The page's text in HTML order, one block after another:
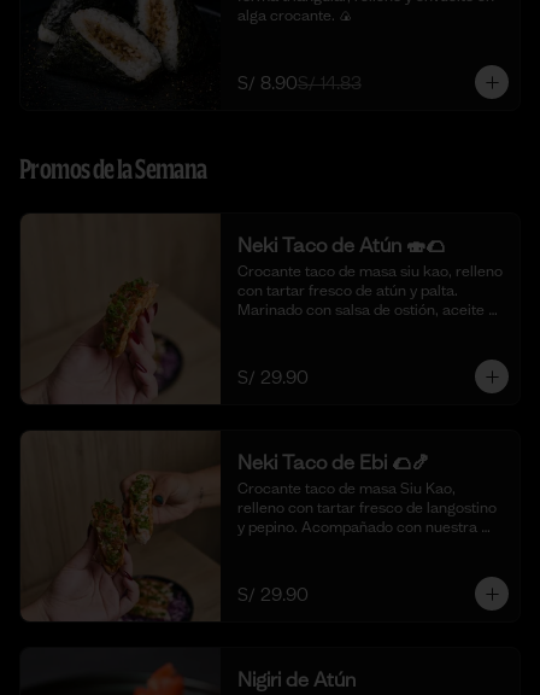
alga crocante. 🍙
S/ 8.90S/ 14.83
Promos de la Semana
Neki Taco de Atún 🍣🌮
Crocante taco de masa siu kao, relleno
con tartar fresco de atún y palta.
Marinado con salsa de ostión, aceite de
S/ 29.90
Neki Taco de Ebi 🌮🍤
Crocante taco de masa Siu Kao,
relleno con tartar fresco de langostino
y pepino. Acompañado con nuestra
S/ 29.90
Nigiri de Atún